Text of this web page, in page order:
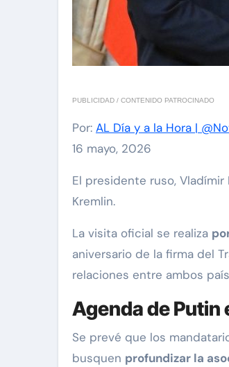
PUBLICIDAD / CONTENIDO PATROCINADO
Por: AL Día y a la Hora |
16 mayo, 2026
El presidente ruso,
Kremlin.
La visita oficial se realiza
aniversario de la firma del
relaciones entre ambos
Agenda de Putin
Se prevé que los
busquen profundizar la